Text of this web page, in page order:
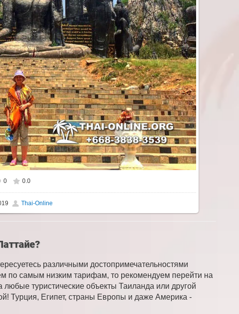
0 0.0
Thai-Online
различными достопримечательностями
по самым низким тарифам, то рекомендуем перейти на
туристические объекты Таиланда или другой
Турция, Египет, страны Европы и даже Америка -